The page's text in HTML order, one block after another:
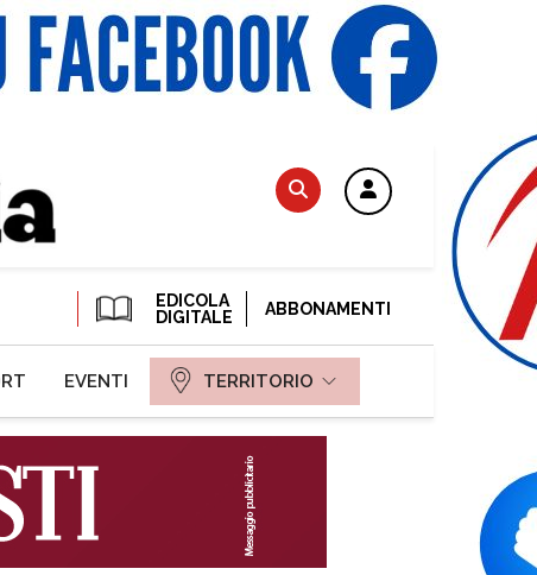
EDICOLA
DIGITALE
ABBONAMENTI
EVENTI TERRITORIO